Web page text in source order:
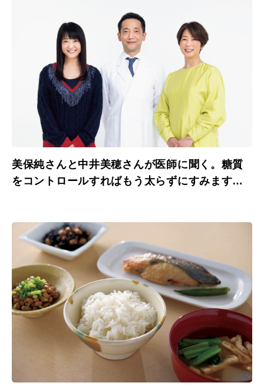
美保純さんと中井美穂さんが医師に聞く。糖質
をコントロールすればもう太らずにすみます